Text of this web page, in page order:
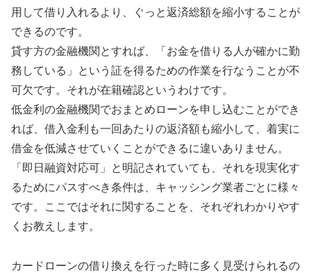
用して借り入れるより、ぐっと返済総額を縮小することが
できるのです。
貸す方の金融機関とすれば、「お金を借りる人が確かに勤
務している」という証を得るための作業を行なうことが不
可欠です。それが在籍確認というわけです。
低金利の金融機関でおまとめローンを申し込むことができ
れば、借入金利も一回あたりの返済額も縮小して、着実に
借金を低減させていくことができるに違いありません。
「即日融資対応可」と明記されていても、それを現実化す
るためにパスすべき条件は、キャッシング業者ごとに様々
です。ここではそれに関することを、それぞれわかりやす
くお教えします。
カードローンの借り換えを行った時に多く見受けられるの